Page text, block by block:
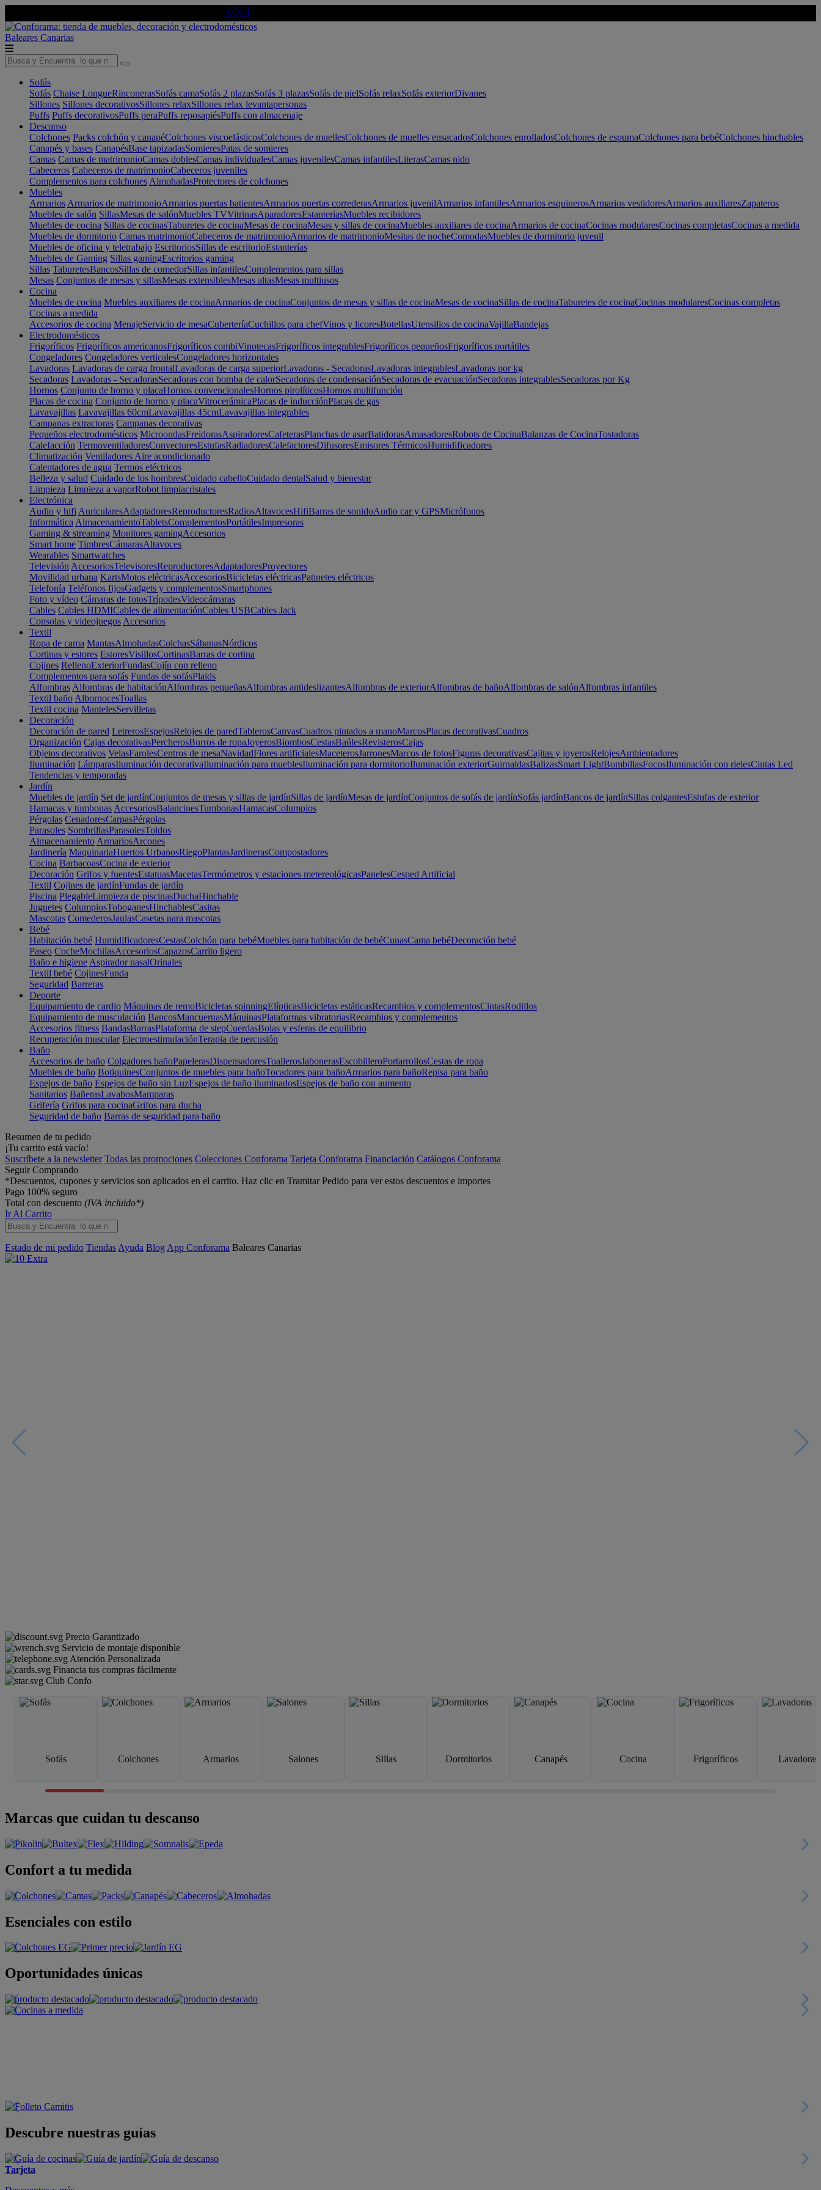
AQUÍ
Baleares Canarias
Sofás
Sofás Chaise LongueRinconerasSofás camaSofás 2 plazasSofás 3 plazasSofás de pielSofás relaxSofás exteriorDivanes
Sillones Sillones decorativosSillones relaxSillones relax levantapersonas
Puffs Puffs decorativosPuffs peraPuffs reposapiésPuffs con almacenaje
Descanso
Colchones Packs colchón y canapéColchones viscoelásticosColchones de muellesColchones de muelles ensacadosColchones enrolladosColchones de espumaColchones para bebéColchones hinchables
Canapés y bases CanapésBase tapizadasSomieresPatas de somieres
Camas Camas de matrimonioCamas doblesCamas individualesCamas juvenilesCamas infantilesLiterasCamas nido
Cabeceros Cabeceros de matrimonioCabeceros juveniles
Complementos para colchones AlmohadasProtectores de colchones
Muebles
Armarios Armarios de matrimonioArmarios puertas batientesArmarios puertas correderasArmarios juvenilArmarios infantilesArmarios esquinerosArmarios vestidoresArmarios auxiliaresZapateros
Muebles de salón SillasMesas de salónMuebles TVVitrinasAparadoresEstanteriasMuebles recibidores
Muebles de cocina Sillas de cocinasTaburetes de cocinaMesas de cocinaMesas y sillas de cocinaMuebles auxiliares de cocinaArmarios de cocinaCocinas modularesCocinas completasCocinas a medida
Muebles de dormitorio Camas matrimonioCabeceros de matrimonioArmarios de matrimonioMesitas de nocheComodasMuebles de dormitorio juvenil
Muebles de oficina y teletrabajo EscritoriosSillas de escritorioEstanterías
Muebles de Gaming Sillas gamingEscritorios gaming
Sillas TaburetesBancosSillas de comedorSillas infantilesComplementos para sillas
Mesas Conjuntos de mesas y sillasMesas extensiblesMesas altasMesas multiusos
Cocina
Muebles de cocina Muebles auxiliares de cocinaArmarios de cocinaConjuntos de mesas y sillas de cocinaMesas de cocinaSillas de cocinaTaburetes de cocinaCocinas modularesCocinas completas
Cocinas a medida
Accesorios de cocina MenajeServicio de mesaCuberteríaCuchillos para chefVinos y licoresBotellasUtensilios de cocinaVajillaBandejas
Electrodomésticos
Frigoríficos Frigoríficos americanosFrigoríficos combiVinotecasFrigoríficos integrablesFrigoríficos pequeñosFrigoríficos portátiles
Congeladores Congeladores verticalesCongeladores horizontales
Lavadoras Lavadoras de carga frontalLavadoras de carga superiorLavadoras - SecadorasLavadoras integrablesLavadoras por kg
Secadoras Lavadoras - SecadorasSecadoras con bomba de calorSecadoras de condensaciónSecadoras de evacuaciónSecadoras integrablesSecadoras por Kg
Hornos Conjunto de horno y placaHornos convencionalesHornos pirolíticosHornos multifunción
Placas de cocina Conjunto de horno y placaVitrocerámicaPlacas de inducciónPlacas de gas
Lavavajillas Lavavajillas 60cmLavavajillas 45cmLavavajillas integrables
Campanas extractoras Campanas decorativas
Pequeños electrodomésticos MicroondasFreidorasAspiradoresCafeterasPlanchas de asarBatidorasAmasadoresRobots de CocinaBalanzas de CocinaTostadoras
Calefacción TermoventiladoresConvectoresEstufasRadiadoresCalefactoresDifusoresEmisores TérmicosHumidificadores
Climatización Ventiladores Aire acondicionado
Calentadores de agua Termos eléctricos
Belleza y salud Cuidado de los hombresCuidado cabelloCuidado dentalSalud y bienestar
Limpieza Limpieza a vaporRobot limpiacristales
Electrónica
Audio y hifi AuricularesAdaptadoresReproductoresRadiosAltavocesHifiBarras de sonidoAudio car y GPSMicrófonos
Informática AlmacenamientoTabletsComplementosPortátilesImpresoras
Gaming & streaming Monitores gamingAccesorios
Smart home TimbresCámarasAltavoces
Wearables Smartwatches
Televisión AccesoriosTelevisoresReproductoresAdaptadoresProyectores
Movilidad urbana KartsMotos eléctricasAccesoriosBicicletas eléctricasPatinetes eléctricos
Telefonía Teléfonos fijosGadgets y complementosSmartphones
Foto y vídeo Cámaras de fotosTrípodesVideocámaras
Cables Cables HDMICables de alimentaciónCables USBCables Jack
Consolas y videojuegos Accesorios
Textil
Ropa de cama MantasAlmohadasColchasSábanasNórdicos
Cortinas y estores EstoresVisillosCortinasBarras de cortina
Cojines RellenoExteriorFundasCojín con relleno
Complementos para sofás Fundas de sofásPlaids
Alfombras Alfombras de habitaciónAlfombras pequeñasAlfombras antideslizantesAlfombras de exteriorAlfombras de bañoAlfombras de salónAlfombras infantiles
Textil baño AlbornocesToallas
Textil cocina MantelesServilletas
Decoración
Decoración de pared LetrerosEspejosRelojes de paredTablerosCanvasCuadros pintados a manoMarcosPlacas decorativasCuadros
Organización Cajas decorativasPercherosBurros de ropaJoyerosBiombosCestasBaúlesRevisterosCajas
Objetos decorativos VelasFarolesCentros de mesaNavidadFlores artificialesMaceterosJarronesMarcos de fotosFiguras decorativasCajitas y joyerosRelojesAmbientadores
Iluminación LámparasIluminación decorativaIluminación para mueblesIluminación para dormitorioIluminación exteriorGuirnaldasBalizasSmart LightBombillasFocosIluminación con rielesCintas Led
Tendencias y temporadas
Jardín
Muebles de jardín Set de jardínConjuntos de mesas y sillas de jardínSillas de jardínMesas de jardínConjuntos de sofás de jardínSofás jardínBancos de jardínSillas colgantesEstufas de exterior
Hamacas y tumbonas AccesoriosBalancinesTumbonasHamacasColumpios
Pérgolas CenadoresCarpasPérgolas
Parasoles SombrillasParasolesToldos
Almacenamiento ArmariosArcones
Jardinería MaquinariaHuertos UrbanosRiegoPlantasJardinerasCompostadores
Cocina BarbacoasCocina de exterior
Decoración Grifos y fuentesEstatuasMacetasTermómetros y estaciones metereológicasPanelesCesped Artificial
Textil Cojines de jardínFundas de jardín
Piscina PlegableLimpieza de piscinasDuchaHinchable
Juguetes ColumpiosToboganesHinchablesCasitas
Mascotas ComederosJaulasCasetas para mascotas
Bebé
Habitación bebé HumidificadoresCestasColchón para bebéMuebles para habitación de bebéCunasCama bebéDecoración bebé
Paseo CocheMochilasAccesoriosCapazosCarrito ligero
Baño e higiene Aspirador nasalOrinales
Textil bebé CojinesFunda
Seguridad Barreras
Deporte
Equipamiento de cardio Máquinas de remoBicicletas spinningElípticasBicicletas estáticasRecambios y complementosCintasRodillos
Equipamiento de musculación BancosMancuernasMáquinasPlataformas vibratoriasRecambios y complementos
Accesorios fitness BandasBarrasPlataforma de stepCuerdasBolas y esferas de equilibrio
Recuperación muscular ElectroestimulaciónTerapia de percusión
Baño
Accesorios de baño Colgadores bañoPapelerasDispensadoresToallerosJabonerasEscobilleroPortarrollosCestas de ropa
Muebles de baño BotiquinesConjuntos de muebles para bañoTocadores para bañoArmarios para bañoRepisa para baño
Espejos de baño Espejos de baño sin LuzEspejos de baño iluminadosEspejos de baño con aumento
Sanitarios BañerasLavabosMamparas
Grifería Grifos para cocinaGrifos para ducha
Seguridad de baño Barras de seguridad para baño
Resumen de tu pedido
¡Tu carrito está vacío!
Suscríbete a la newsletter Todas las promociones Colecciones Conforama Tarjeta Conforama Financiación Catálogos Conforama
Seguir Comprando
*Descuentos, cupones y servicios son aplicados en el carrito. Haz clic en Tramitar Pedido para ver estos descuentos e importes
Pago 100% seguro
Total con descuento (IVA incluido*)
Ir Al Carrito
Estado de mi pedido Tiendas Ayuda Blog App Conforama Baleares Canarias
Precio Garantizado
Servicio de montaje disponible
Atención Personalizada
Financia tus compras fácilmente
Club Confo
Sofás Colchones Armarios Salones Sillas Dormitorios Canapés Cocina Frigoríficos Lavadoras
Marcas que cuidan tu descanso
Confort a tu medida
Esenciales con estilo
Oportunidades únicas
Descubre nuestras guías
Tarjeta